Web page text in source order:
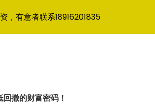
撤的财富密码！
，有意者联系18916201835